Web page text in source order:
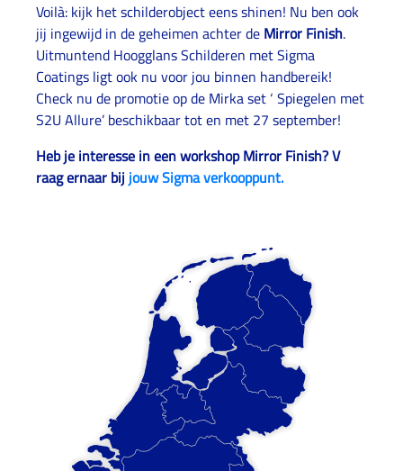
Voilà: kijk het schilderobject eens shinen! Nu ben ook
jij ingewijd in de geheimen achter de Mirror Finish.
Uitmuntend Hoogglans Schilderen met Sigma
Coatings ligt ook nu voor jou binnen handbereik!
Check nu de promotie op de Mirka set ‘ Spiegelen met
S2U Allure’ beschikbaar tot en met 27 september!
Heb je interesse in een workshop Mirror Finish? V
raag ernaar bij jouw Sigma verkooppunt.